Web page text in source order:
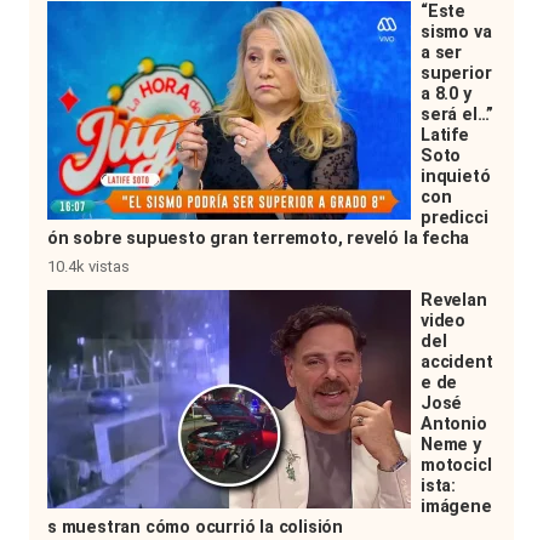
“Este
sismo va
a ser
superior
a 8.0 y
será el…”
Latife
Soto
inquietó
con
predicci
ón sobre supuesto gran terremoto, reveló la fecha
10.4k vistas
Revelan
video
del
accident
e de
José
Antonio
Neme y
motocicl
ista:
imágene
s muestran cómo ocurrió la colisión